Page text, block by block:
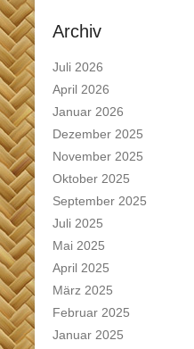
Archiv
Juli 2026
April 2026
Januar 2026
Dezember 2025
November 2025
Oktober 2025
September 2025
Juli 2025
Mai 2025
April 2025
März 2025
Februar 2025
Januar 2025